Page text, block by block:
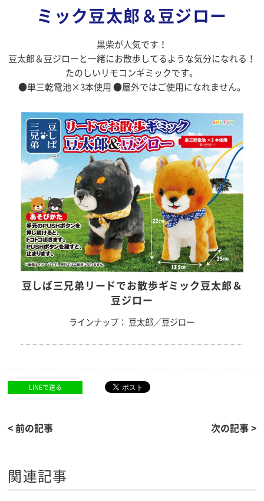
ミック豆太郎＆豆ジロー
黒柴が人気です！
豆太郎＆豆ジローと一緒にお散歩してるような気分になれる！
たのしいリモコンギミックです。
●単三乾電池×3本使用 ●屋外ではご使用になれません。
豆しば三兄弟リードでお散歩ギミック豆太郎＆
豆ジロー
ラインナップ： 豆太郎／豆ジロー
LINEで送る
< 前の記事 次の記事 >
関連記事